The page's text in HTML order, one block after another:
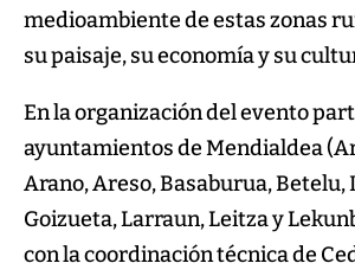
medioambiente de estas zonas
su paisaje, su economía y su
En la organización del evento
ayuntamientos de Mendialdea
Arano, Areso, Basaburua, Betelu,
Goizueta, Larraun, Leitza y
con la coordinación técnica de